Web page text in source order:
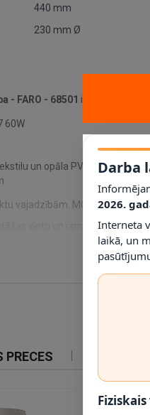
440 mm
230 mm Ø
- FARO - 68501 ir galda lampa
60W
un opāla PVC difuzoru
vajadzībām. MOMA melna
vietu un izmērus 23 × 30
PRECES
Darba
2026.
Interneta
laikā, un